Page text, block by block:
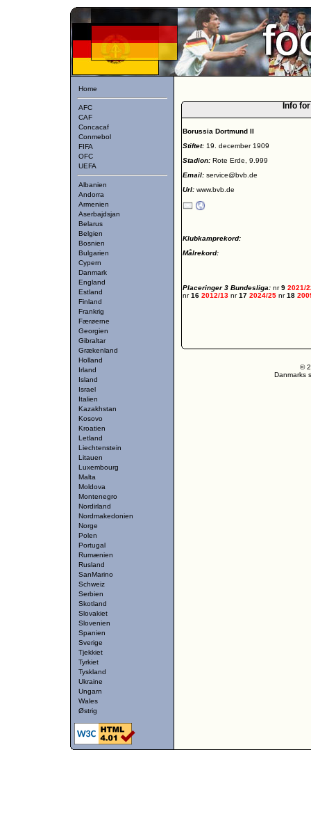
Home
AFC
CAF
Concacaf
Conmebol
FIFA
OFC
UEFA
Albanien
Andorra
Armenien
Aserbajdsjan
Belarus
Belgien
Bosnien
Bulgarien
Cypern
Danmark
England
Estland
Finland
Frankrig
Færøerne
Georgien
Gibraltar
Grækenland
Holland
Irland
Island
Israel
Italien
Kazakhstan
Kosovo
Kroatien
Letland
Liechtenstein
Litauen
Luxembourg
Malta
Moldova
Montenegro
Nordirland
Nordmakedonien
Norge
Polen
Portugal
Rumænien
Rusland
SanMarino
Schweiz
Serbien
Skotland
Slovakiet
Slovenien
Spanien
Sverige
Tjekkiet
Tyrkiet
Tyskland
Ukraine
Ungarn
Wales
Østrig
Info
Borussia Dortmund II
Stiftet: 19. december 1909
Stadion: Rote Erde, 9.999
Email: service@bvb.de
Url: www.bvb.de
Klubkamprekord:
Målrekord:
Placeringer 3 Bundesliga: nr9 2021/
nr16 2012/13 nr17 2024/25 nr18
©
Danmarks